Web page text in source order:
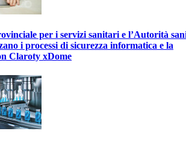
per i servizi sanitari e l’Autorità
i processi di sicurezza informatica e la
Claroty xDome